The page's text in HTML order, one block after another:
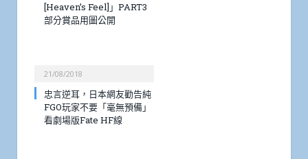
[Heaven’s Feel]」PART3
部分賞品用圖公開
21/08/2018
忠言逆耳，日本網友勸告純
FGO玩家不要「毫無預備」
看劇場版Fate HF線